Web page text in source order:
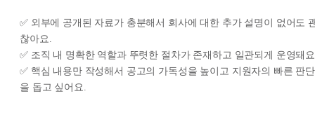
✅ 외부에 공개된 자료가 충분해서 회사에 대한 추가 설명이 없어도
찮아요.
✅ 조직 내 명확한 역할과 뚜렷한 절차가 존재하고 일관되게 운영돼
✅ 핵심 내용만 작성해서 공고의 가독성을 높이고 지원자의 빠른 판단
을 돕고 싶어요.